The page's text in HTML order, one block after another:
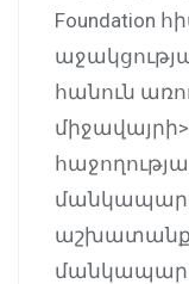
Foundation
հանուն